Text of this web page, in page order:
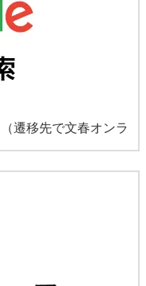
（遷移先で文春オンラ